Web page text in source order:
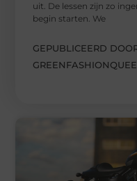
uit. De lessen zijn zo
begin starten. We
GEPUBLICEERD